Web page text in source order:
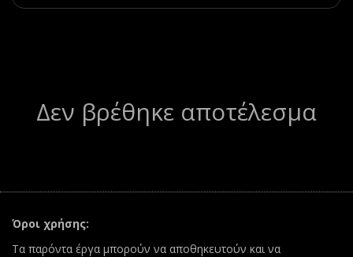
Δεν βρέθηκε αποτέλεσμα
Όροι χρήσης:
Τα παρόντα έργα μπορούν να αποθηκευτούν και να